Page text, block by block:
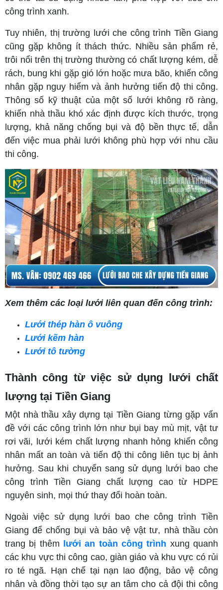
công trình xanh.
Tuy nhiên, thị trường lưới che công trình Tiền Giang
cũng gặp không ít thách thức. Nhiều sản phẩm rẻ,
trôi nổi trên thị trường thường có chất lượng kém, dễ
rách, bung khi gặp gió lớn hoặc mưa bão, khiến công
nhân gặp nguy hiểm và ảnh hưởng tiến độ thi công.
Thông số kỹ thuật của một số lưới không rõ ràng,
khiến nhà thầu khó xác định được kích thước, trọng
lượng, khả năng chống bụi và độ bền thực tế, dẫn
đến việc mua phải lưới không phù hợp với nhu cầu
thi công.
Xem thêm các loại lưới liên quan đến công trình:
Lưới thép hàn ô vuông
Lưới kẽm hàn
Lưới tô tường
Thành công từ việc sử dụng lưới chất
lượng tại Tiền Giang
Một nhà thầu xây dựng tại Tiền Giang từng gặp vấn
đề với các công trình lớn như bụi bay mù mịt, vật tư
rơi vãi, lưới kém chất lượng nhanh hỏng khiến công
nhân mất an toàn và tiến độ thi công liên tục bị ảnh
hưởng. Sau khi chuyển sang sử dụng lưới bao che
công trình Tiền Giang chất lượng cao từ HDPE
nguyên sinh, mọi thứ thay đổi hoàn toàn.
Ngoài việc sử dụng lưới bao che công trình Tiền
Giang để chống bụi và bảo vệ vật tư, nhà thầu còn
trang bị thêm
lưới an toàn công trình xung quanh
các khu vực thi công cao, giàn giáo và khu vực có rủi
ro té ngã. Hạn chế tại nạn lao động, bảo vệ công
nhân và đồng thời tạo sự an tâm cho cả đội thi công